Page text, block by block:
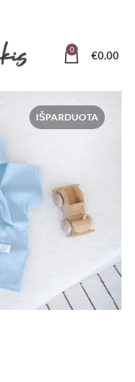
0 €0.00
IŠPARDUOTA